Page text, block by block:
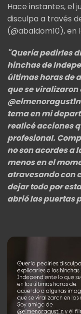
Hace instantes, el
disculpa a través
(@abaldom10), en
"Quería pedirles
hinchas de
últimas horas de
que se viralizaron
tema en mi
realicé acciones
profesional.
no son acordes a
menos en el
atravesando con
dejar todo por
abrió las puertas